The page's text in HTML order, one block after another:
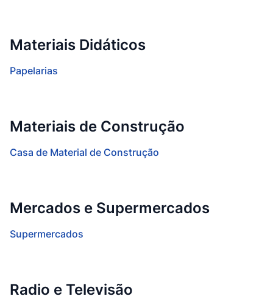
Materiais Didáticos
Papelarias
Materiais de Construção
Casa de Material de Construção
Mercados e Supermercados
Supermercados
Radio e Televisão